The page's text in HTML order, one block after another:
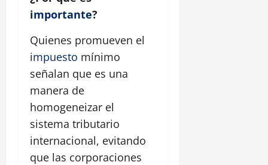
importante?
Quienes promueven el
impuesto mínimo
señalan que es una
manera de
homogeneizar el
sistema tributario
internacional, evitando
que las corporaciones